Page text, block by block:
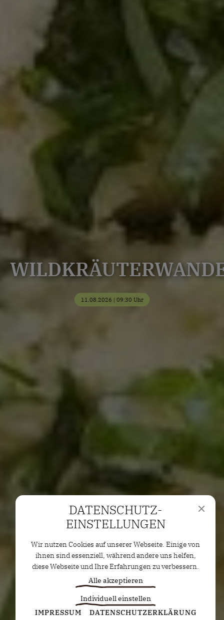
11.08.2026 | 09:30 Uhr
DATENSCHUTZ­
EINSTELLUNGEN
Wir nutzen Cookies auf unserer Webseite. Einige von
ihnen sind essenziell, während andere uns helfen,
diese Webseite und Ihre Erfahrungen zu verbessern.
Alle akzeptieren
Individuell einstellen
Statistiken
IMPRESSUM DATENSCHUTZERKLÄRUNG